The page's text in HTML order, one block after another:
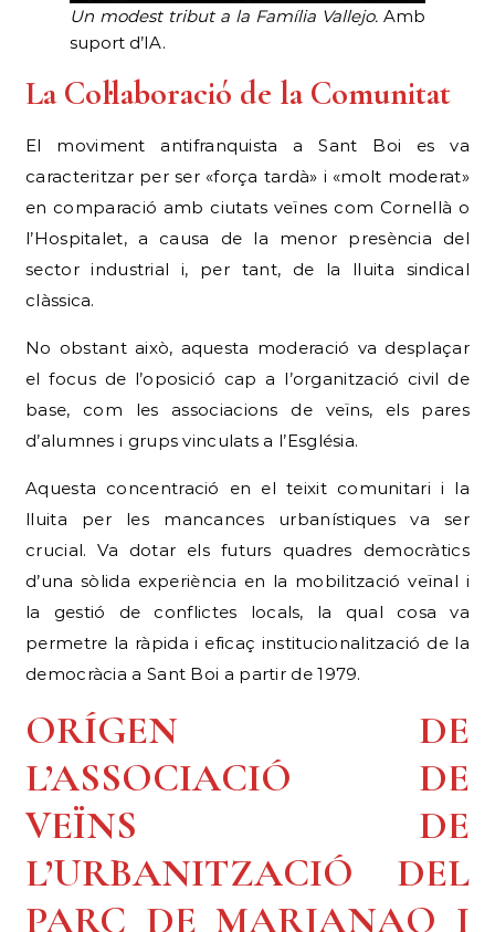
Un modest tribut a la Família Vallejo. Amb
suport d’IA.
La Col·laboració de la Comunitat
El moviment antifranquista a Sant Boi es va
caracteritzar per ser «força tardà» i «molt moderat»
en comparació amb ciutats veïnes com Cornellà o
l’Hospitalet, a causa de la menor presència del
sector industrial i, per tant, de la lluita sindical
clàssica.
No obstant això, aquesta moderació va desplaçar
el focus de l’oposició cap a l’organització civil de
base, com les associacions de veïns, els pares
d’alumnes i grups vinculats a l’Església.
Aquesta concentració en el teixit comunitari i la
lluita per les mancances urbanístiques va ser
crucial. Va dotar els futurs quadres democràtics
d’una sòlida experiència en la mobilització veïnal i
la gestió de conflictes locals, la qual cosa va
permetre la ràpida i eficaç institucionalització de la
democràcia a Sant Boi a partir de 1979.
ORÍGEN DE
L’ASSOCIACIÓ DE
VEÏNS DE
L’URBANITZACIÓ DEL
PARC DE MARIANAO I